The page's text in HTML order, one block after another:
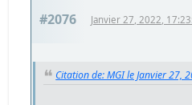
#2076 Janvier 27, 2022,
Citation de: MGI le Janvier 27,